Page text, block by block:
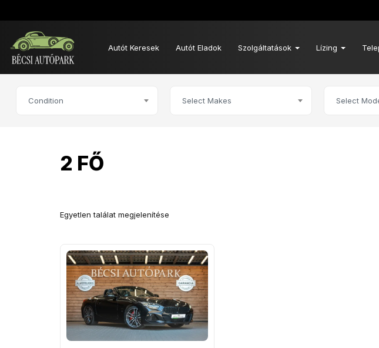
Autót Keresek Autót Eladok Szolgáltatások Lízing
Condition Select Makes Select
2 FŐ
Egyetlen találat megjelenítése